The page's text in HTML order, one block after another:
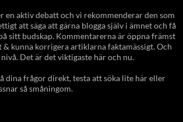
en aktiv debatt och vi rekommenderar den som
att säga att gärna blogga själv i ämnet och få
sitt budskap. Kommentarerna är öppna främst
kunna korrigera artiklarna faktamässigt. Och
Det är det viktigaste här och nu.
dina frågor direkt, testa att söka lite här eller
så småningom.